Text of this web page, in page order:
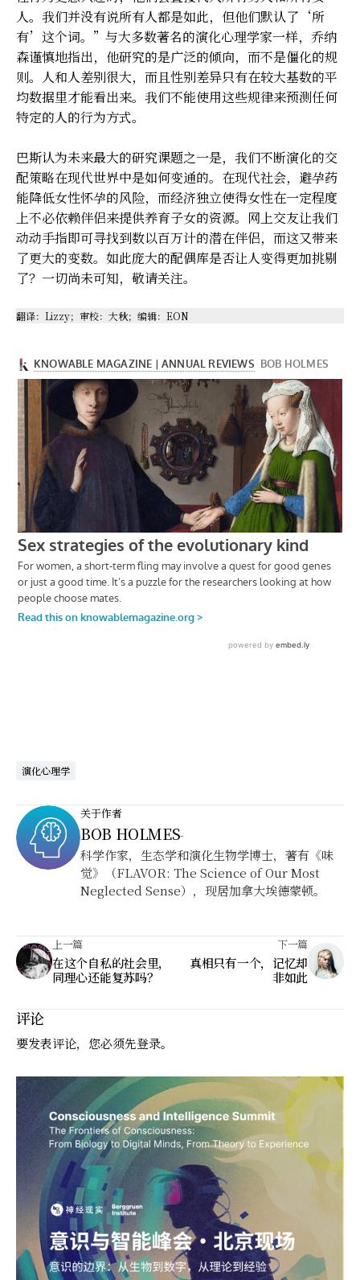
人。我们并没有说所有人都是如此，但他们默认了‘所
有’这个词。”与大多数著名的演化心理学家一样，乔纳
森谨慎地指出，他研究的是广泛的倾向，而不是僵化的规
则。人和人差别很大，而且性别差异只有在较大基数的平
均数据里才能看出来。我们不能使用这些规律来预测任何
特定的人的行为方式。
巴斯认为未来最大的研究课题之一是，我们不断演化的交
配策略在现代世界中是如何变通的。在现代社会，避孕药
能降低女性怀孕的风险，而经济独立使得女性在一定程度
上不必依赖伴侣来提供养育子女的资源。网上交友让我们
动动手指即可寻找到数以百万计的潜在伴侣，而这又带来
了更大的变数。如此庞大的配偶库是否让人变得更加挑剔
了？一切尚未可知，敬请关注。
翻译：Lizzy；审校：大秋；编辑：EON
演化心理学
关于作者
BOB HOLMES-
科学作家，生态学和演化生物学博士，著有《味
觉》（FLAVOR: The Science of Our Most
Neglected Sense），现居加拿大埃德蒙顿。
上一篇
在这个自私的社会里，
同理心还能复苏吗？
下一篇
真相只有一个，记忆却
非如此
评论
要发表评论，您必须先登录。